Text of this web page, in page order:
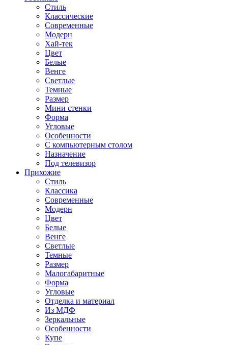
Стиль
Классические
Современные
Модерн
Хай-тек
Цвет
Белые
Венге
Светлые
Темные
Размер
Мини стенки
Форма
Угловые
Особенности
С компьютерным столом
Назначение
Под телевизор
Прихожие
Стиль
Классика
Современные
Модерн
Цвет
Белые
Венге
Светлые
Темные
Размер
Малогабаритные
Форма
Угловые
Отделка и материал
Из МДФ
Зеркальные
Особенности
Купе